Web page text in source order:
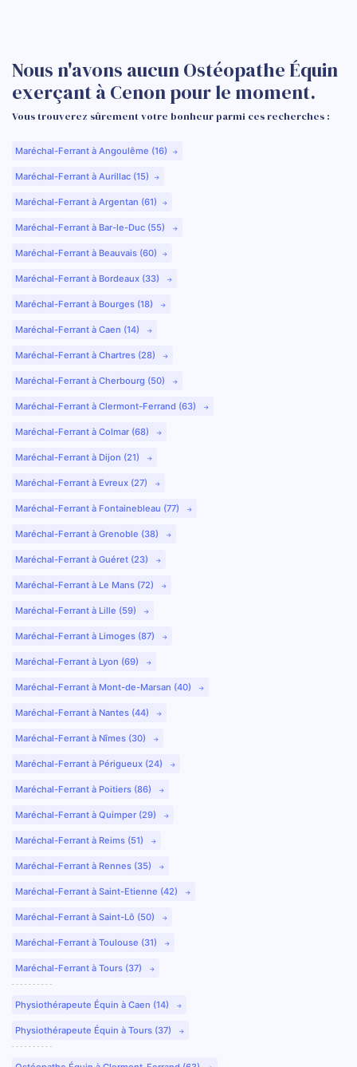
Nous n'avons aucun Ostéopathe Équin
exerçant à Cenon pour le moment.
Vous trouverez sûrement votre bonheur parmi ces recherches :
Maréchal-Ferrant à Angoulême (16)
Maréchal-Ferrant à Aurillac (15)
Maréchal-Ferrant à Argentan (61)
Maréchal-Ferrant à Bar-le-Duc (55)
Maréchal-Ferrant à Beauvais (60)
Maréchal-Ferrant à Bordeaux (33)
Maréchal-Ferrant à Bourges (18)
Maréchal-Ferrant à Caen (14)
Maréchal-Ferrant à Chartres (28)
Maréchal-Ferrant à Cherbourg (50)
Maréchal-Ferrant à Clermont-Ferrand (63)
Maréchal-Ferrant à Colmar (68)
Maréchal-Ferrant à Dijon (21)
Maréchal-Ferrant à Evreux (27)
Maréchal-Ferrant à Fontainebleau (77)
Maréchal-Ferrant à Grenoble (38)
Maréchal-Ferrant à Guéret (23)
Maréchal-Ferrant à Le Mans (72)
Maréchal-Ferrant à Lille (59)
Maréchal-Ferrant à Limoges (87)
Maréchal-Ferrant à Lyon (69)
Maréchal-Ferrant à Mont-de-Marsan (40)
Maréchal-Ferrant à Nantes (44)
Maréchal-Ferrant à Nîmes (30)
Maréchal-Ferrant à Périgueux (24)
Maréchal-Ferrant à Poitiers (86)
Maréchal-Ferrant à Quimper (29)
Maréchal-Ferrant à Reims (51)
Maréchal-Ferrant à Rennes (35)
Maréchal-Ferrant à Saint-Etienne (42)
Maréchal-Ferrant à Saint-Lô (50)
Maréchal-Ferrant à Toulouse (31)
Maréchal-Ferrant à Tours (37)
Physiothérapeute Équin à Caen (14)
Physiothérapeute Équin à Tours (37)